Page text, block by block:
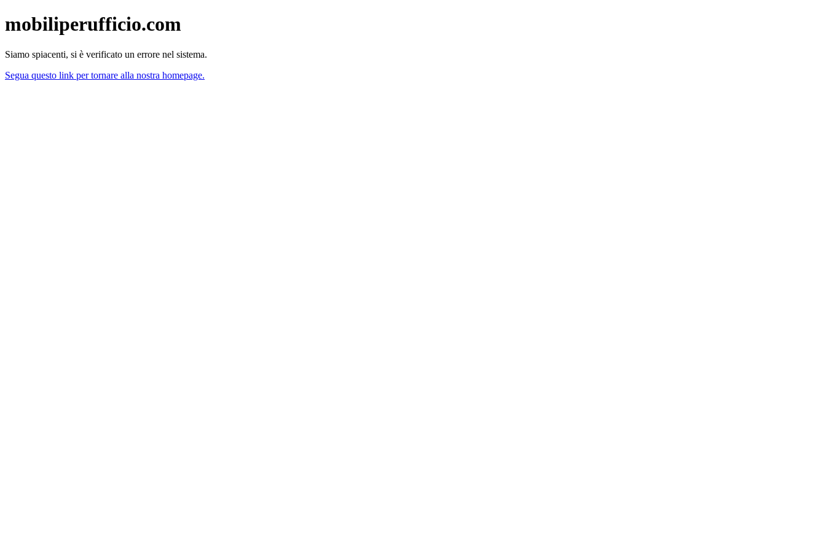
mobiliperufficio.com
Siamo spiacenti, si è verificato un errore nel sistema.
Segua questo link per tornare alla nostra homepage.